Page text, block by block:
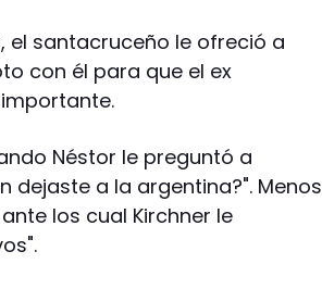
el santacruceño le ofreció a
con él para que el ex
Néstor le preguntó a
dejaste a la argentina?". Menos
los cual Kirchner le